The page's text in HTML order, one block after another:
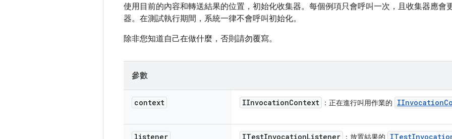
使用目前的內容和轉送結果的位置，初始化收集器。每個例項只會呼叫一次，且收集器應會
器。在測試執行期間，系統一律不會呼叫初始化。
除非您知道自己在做什麼，否則請勿覆寫。
參數
context IInvocationContext ：正在進行叫用作業的 IInvocation
listener ITestInvocationListener ：放置結果的 ITest